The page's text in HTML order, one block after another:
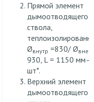
Прямой элемент
дымоотводящего
ствола,
Øвнутр =830/ Øвнеш
930, L = 1150
шт*.
Верхний элемент
дымоотводящего